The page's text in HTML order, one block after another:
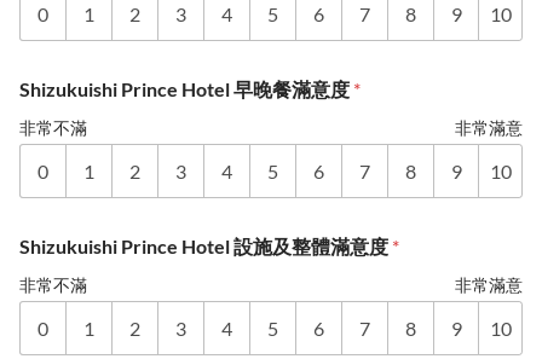
0 1 2 3 4 5 6 7 8 9 10
Shizukuishi Prince Hotel 早晚餐滿意度 *
非常不滿 非常滿意
0 1 2 3 4 5 6 7 8 9 10
Shizukuishi Prince Hotel 設施及整體滿意度 *
非常不滿 非常滿意
0 1 2 3 4 5 6 7 8 9 10